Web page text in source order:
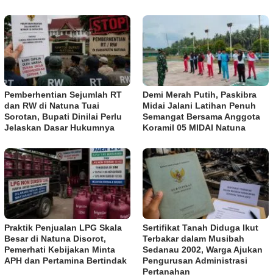
Pemberhentian Sejumlah RT
dan RW di Natuna Tuai
Sorotan, Bupati Dinilai Perlu
Jelaskan Dasar Hukumnya
Demi Merah Putih, Paskibra
Midai Jalani Latihan Penuh
Semangat Bersama Anggota
Koramil 05 MIDAI Natuna
Praktik Penjualan LPG Skala
Besar di Natuna Disorot,
Pemerhati Kebijakan Minta
APH dan Pertamina Bertindak
Sertifikat Tanah Diduga Ikut
Terbakar dalam Musibah
Sedanau 2002, Warga Ajukan
Pengurusan Administrasi
Pertanahan